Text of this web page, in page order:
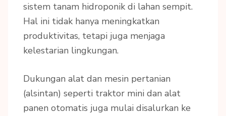
sistem tanam hidroponik di lahan sempit.
Hal ini tidak hanya meningkatkan
produktivitas, tetapi juga menjaga
kelestarian lingkungan.
Dukungan alat dan mesin pertanian
(alsintan) seperti traktor mini dan alat
panen otomatis juga mulai disalurkan ke